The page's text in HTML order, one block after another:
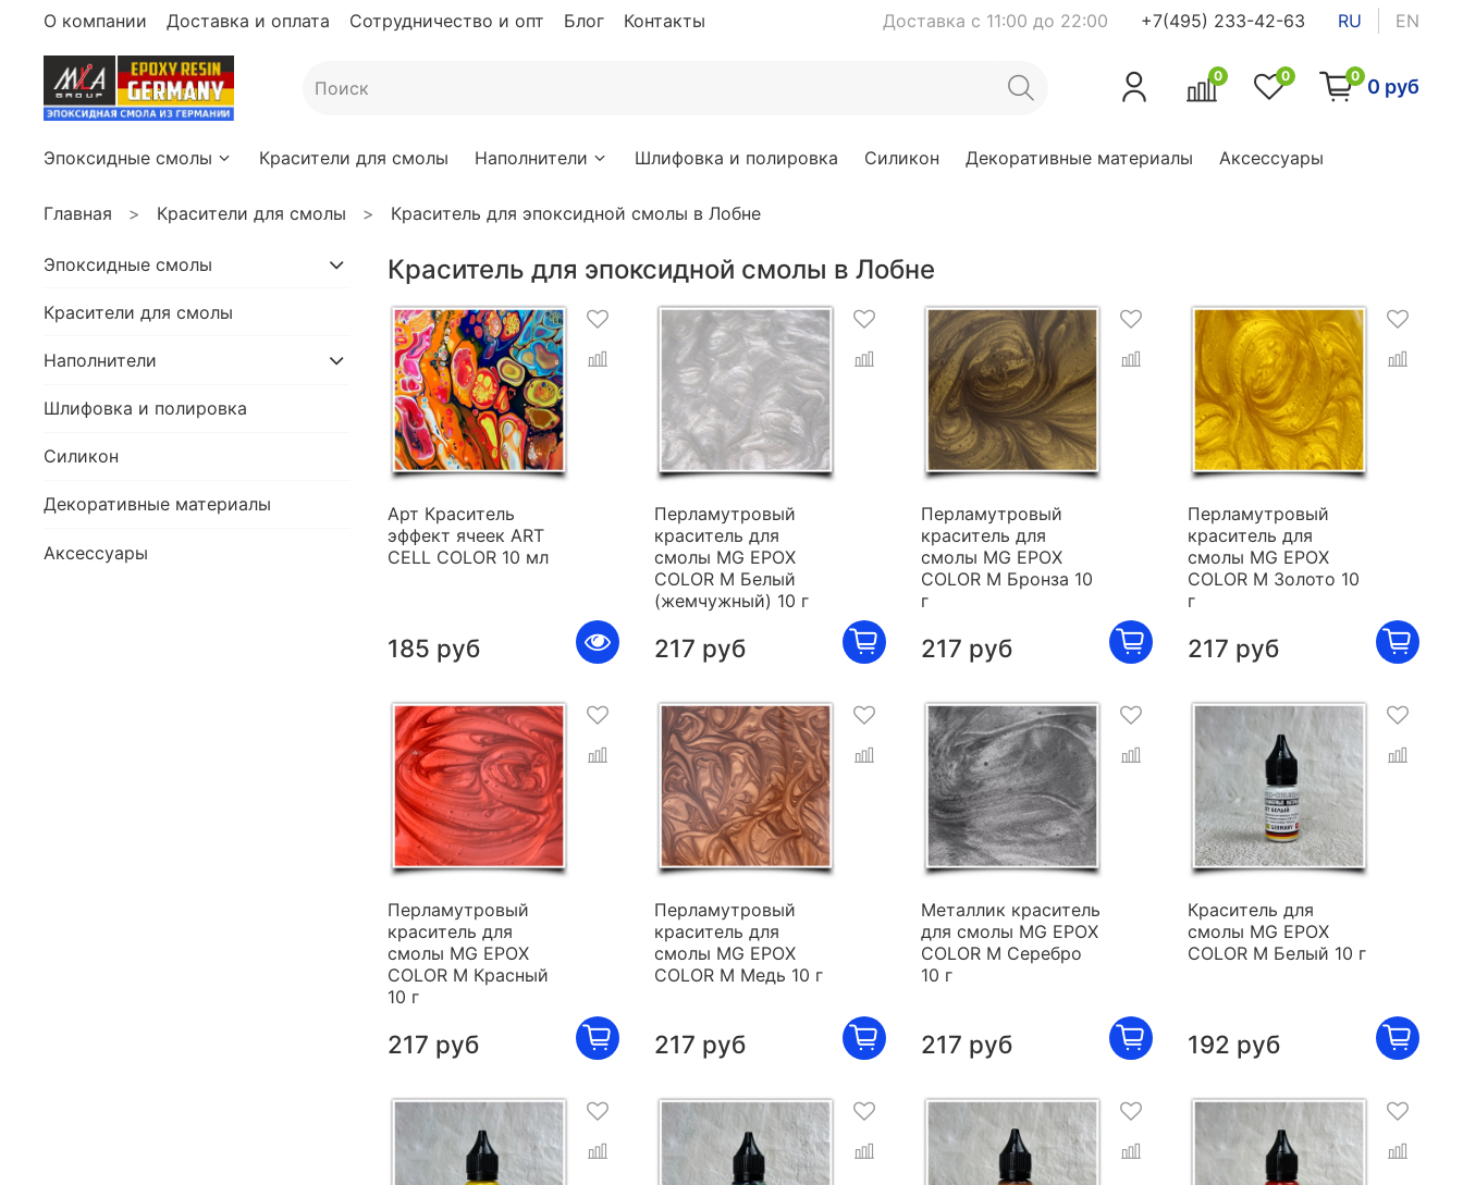
О компании Доставка и оплата Сотрудничество и опт Блог Контакты Доставка с 11:00 до 22:00 +7(495) 233-42-63 RU EN
0 0 0 0 руб
Эпоксидные смолы Красители для смолы Наполнители Шлифовка и полировка Силикон Декоративные материалы Аксессуары
Главная Красители для смолы Краситель для эпоксидной смолы в Лобне
Краситель для эпоксидной смолы в Лобне
Арт Краситель
эффект ячеек ART
CELL COLOR 10 мл
185 руб
Перламутровый
краситель для
смолы MG EPOX
COLOR M Белый
(жемчужный) 10 г
217 руб
Перламутровый
краситель для
смолы MG EPOX
COLOR M Бронза 10
г
217 руб
Перламутровый
краситель для
смолы MG EPOX
COLOR M Золото 10
г
217 руб
Перламутровый
краситель для
смолы MG EPOX
COLOR M Красный
10 г
217 руб
Перламутровый
краситель для
смолы MG EPOX
COLOR M Медь 10 г
217 руб
Металлик краситель
для смолы MG EPOX
COLOR M Серебро
10 г
217 руб
Краситель для
смолы MG EPOX
COLOR M Белый 10 г
192 руб
Эпоксидные смолы
Красители для смолы
Наполнители
Шлифовка и полировка
Силикон
Декоративные материалы
Аксессуары